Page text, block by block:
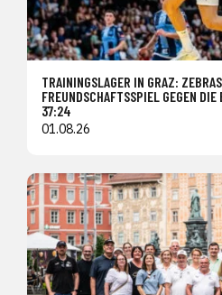
TRAININGSLAGER IN GRAZ:
FREUNDSCHAFTSSPIEL GEGEN
37:24
01.08.26